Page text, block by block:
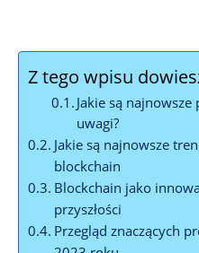
Z tego wpisu
Jakie są
uwagi?
Jakie ⁣są najnowsze
blockchain
Blockchain jako
przyszłości
Przegląd znaczących